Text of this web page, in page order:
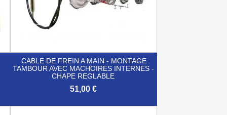
CABLE DE FREIN A MAIN - MONTAGE
TAMBOUR AVEC MACHOIRES INTERNES -
CHAPE REGLABLE
51,00 €